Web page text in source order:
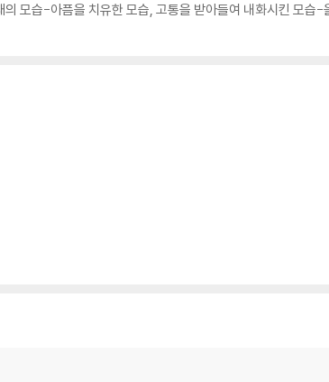
모습-아픔을 치유한 모습, 고통을 받아들여 내화시킨 모습-